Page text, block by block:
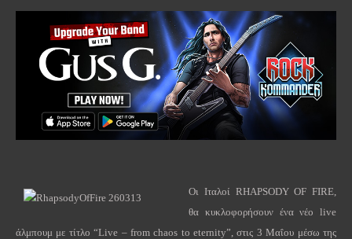
Οι Ιταλοί RHAPSODY OF FIRE
θα κυκλοφορήσουν ένα νέο live
άλμπουμ με τίτλο “Live – from chaos to eternity”, στις 3 Μαΐου μέσω της